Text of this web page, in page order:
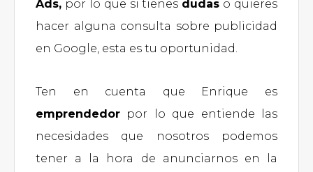
Ads, por lo que si tienes dudas o quieres
hacer alguna consulta sobre publicidad
en Google, esta es tu oportunidad.
Ten en cuenta que Enrique es
emprendedor por lo que entiende las
necesidades que nosotros podemos
tener a la hora de anunciarnos en la